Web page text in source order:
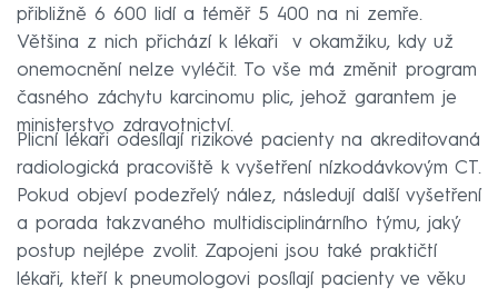
přibližně 6 600 lidí a téměř 5 400 na ni zemře.
Většina z nich přichází k lékaři v okamžiku, kdy už
onemocnění nelze vyléčit. To vše má změnit program
časného záchytu karcinomu plic, jehož garantem je
ministerstvo zdravotnictví.
Plicní lékaři odesílají rizikové pacienty na akreditovaná
radiologická pracoviště k vyšetření nízkodávkovým CT.
Pokud objeví podezřelý nález, následují další vyšetření
a porada takzvaného multidisciplinárního týmu, jaký
postup nejlépe zvolit. Zapojeni jsou také praktičtí
lékaři, kteří k pneumologovi posílají pacienty ve věku